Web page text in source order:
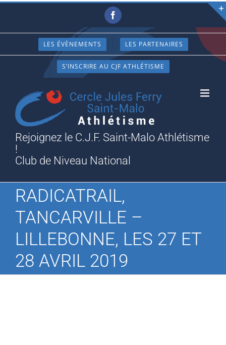
Passer
contenu
Facebook
LES ÉVÈNEMENTS LES PARTENAIRES
S’INSCRIRE AU CJF ATHLÉTISME
Rejoignez le C.J.F. Saint-Malo Athlétisme
!
Club de Niveau National
RADICATRAIL,
TANCARVILLE –
LILLEBONNE, LES 27 ET
28 AVRIL 2019